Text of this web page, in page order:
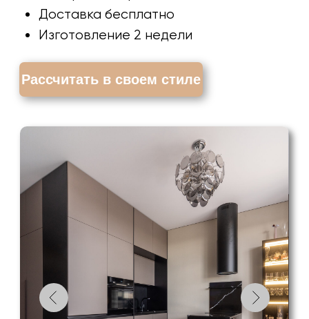
«Кухня на заказ №3»
в стоимость:
Доставка бесплатно
Изготовление 2 недели